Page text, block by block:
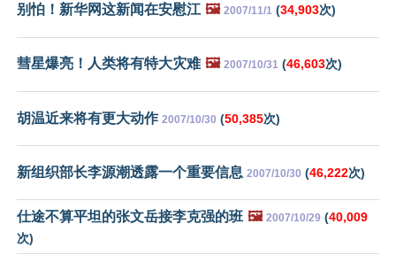
别怕！新华网这新闻在安慰江 🖼️ 2007/11/1 (34,903次)
彗星爆亮！人类将有特大灾难 🖼️ 2007/10/31 (46,603次)
胡温近来将有更大动作 2007/10/30 (50,385次)
新组织部长李源潮透露一个重要信息 2007/10/30 (46,222次)
仕途不算平坦的张文岳接李克强的班 🖼️ 2007/10/29 (40,009
次)